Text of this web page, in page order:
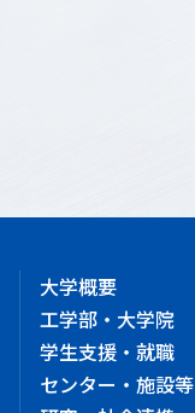
大学概要
工学部・大学院
学生支援・就職
センター・施設等